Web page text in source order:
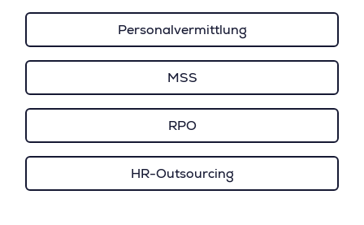
Personalvermittlung
MSS
RPO
HR-Outsourcing